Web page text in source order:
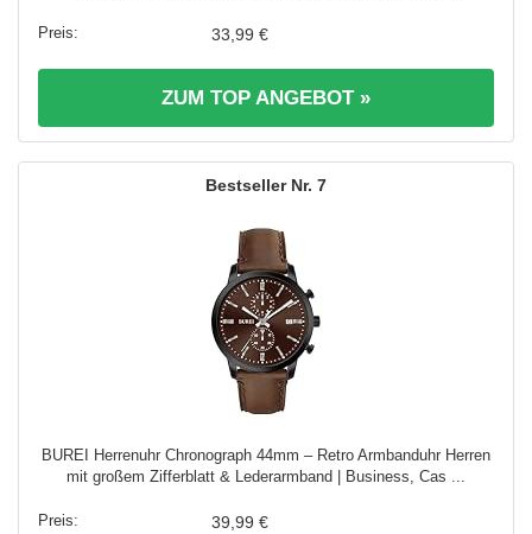
33,99 €
ZUM TOP ANGEBOT »
7
BUREI Herrenuhr Chronograph 44mm – Retro Armbanduhr Herren
mit großem Zifferblatt & Lederarmband | Business, Cas ...
39,99 €